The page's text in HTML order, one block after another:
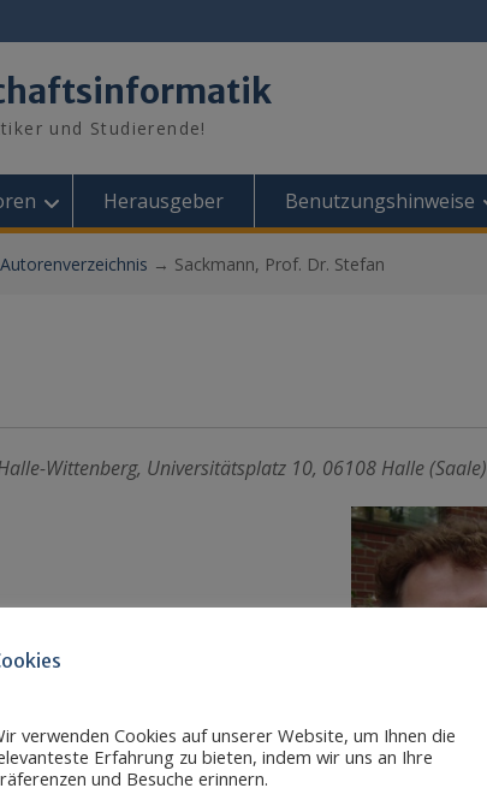
und Studierende!
Herausgeber Benutzungshinweise
Autorenverzeichnis → Sackmann, Prof. Dr. Stefan
Wittenberg, Universitätsplatz 10, 06108 Halle (Saale)
verwenden Cookies auf unserer Website, um Ihnen die
Erfahrung zu bieten, indem wir uns an Ihre
und Besuche erinnern.